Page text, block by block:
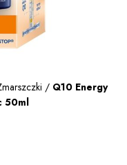
/ Q10 Energy
50ml